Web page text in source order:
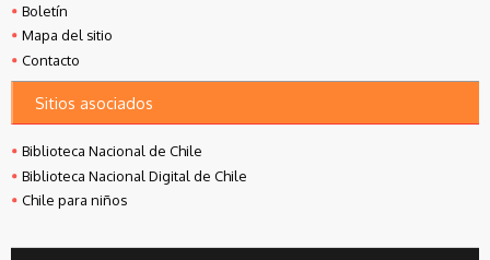
Boletín
Mapa del sitio
Contacto
Sitios asociados
Biblioteca Nacional de Chile
Biblioteca Nacional Digital de Chile
Chile para niños